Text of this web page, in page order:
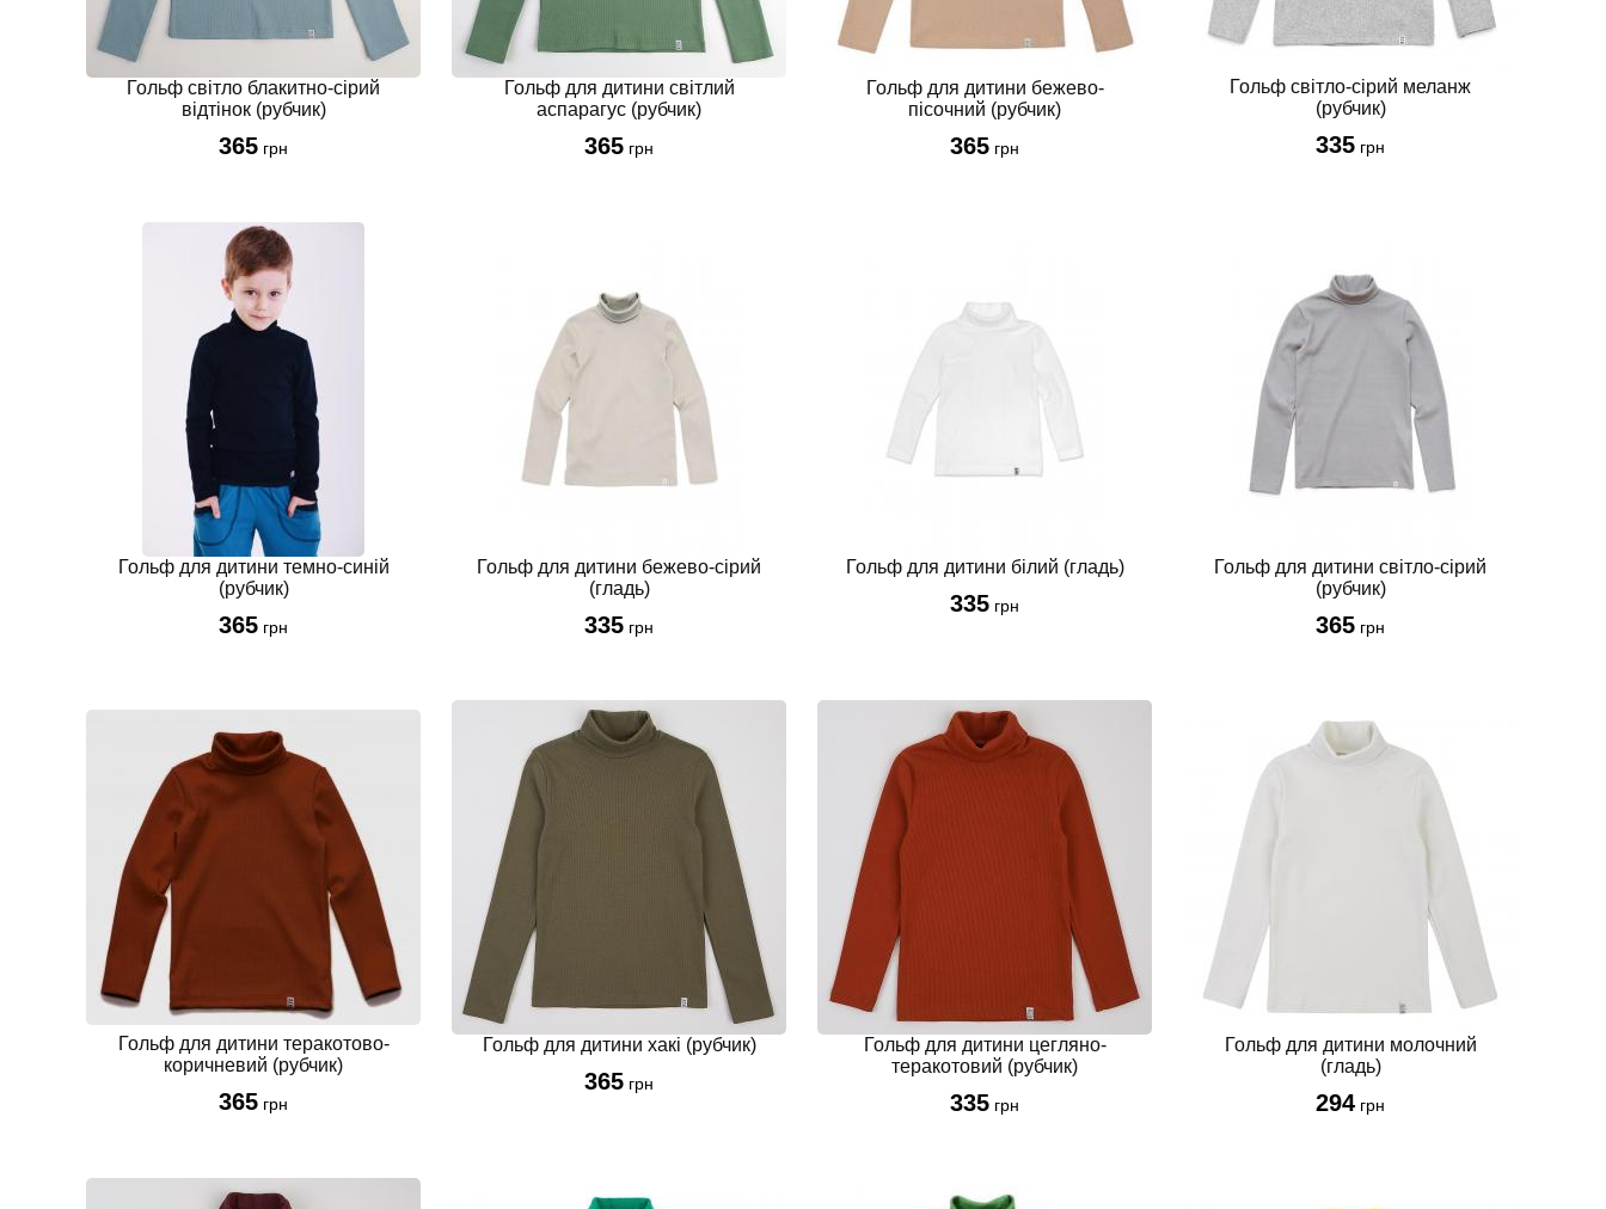
Гольф світло блакитно-сірий
відтінок (рубчик)
365 грн
Гольф для дитини світлий
аспарагус (рубчик)
365 грн
Гольф для дитини бежево-
пісочний (рубчик)
365 грн
Гольф світло-сірий меланж
(рубчик)
335 грн
Гольф для дитини темно-синій
(рубчик)
365 грн
Гольф для дитини бежево-сірий
(гладь)
335 грн
Гольф для дитини білий (гладь)
335 грн
Гольф для дитини світло-сірий
(рубчик)
365 грн
Гольф для дитини теракотово-
коричневий (рубчик)
365 грн
Гольф для дитини хакі (рубчик)
365 грн
Гольф для дитини цегляно-
теракотовий (рубчик)
335 грн
Гольф для дитини молочний
(гладь)
294 грн